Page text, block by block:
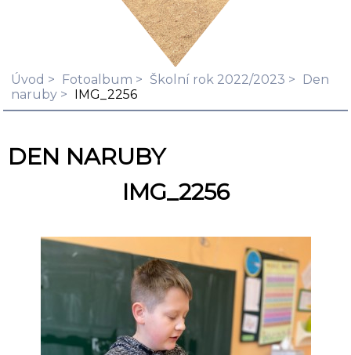
Úvod Fotoalbum Školní rok 2022/2023
Den
naruby
IMG_2256
DEN NARUBY
IMG_2256